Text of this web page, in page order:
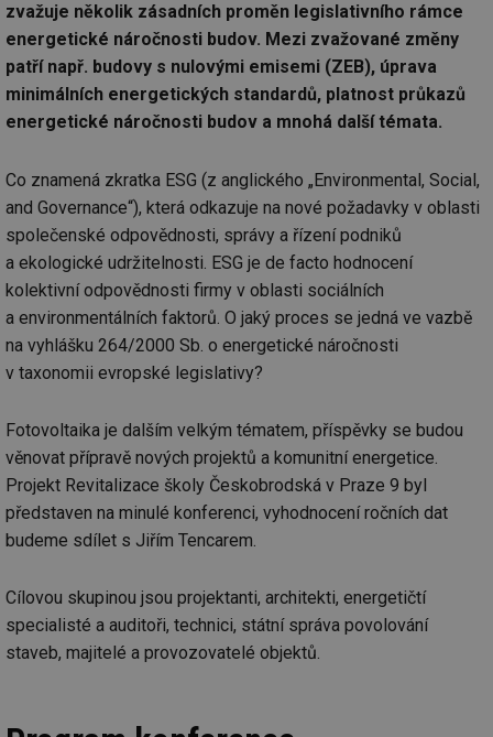
zvažuje několik zásadních proměn legislativního rámce
energetické náročnosti budov. Mezi zvažované změny
patří např. budovy s nulovými emisemi (ZEB), úprava
minimálních energetických standardů, platnost průkazů
energetické náročnosti budov a mnohá další témata.
Co znamená zkratka ESG (z anglického „Environmental, Social,
and Governance“), která odkazuje na nové požadavky v oblasti
společenské odpovědnosti, správy a řízení podniků
a ekologické udržitelnosti. ESG je de facto hodnocení
kolektivní odpovědnosti firmy v oblasti sociálních
a environmentálních faktorů. O jaký proces se jedná ve vazbě
na vyhlášku 264/2000 Sb. o energetické náročnosti
v taxonomii evropské legislativy?
Fotovoltaika je dalším velkým tématem, příspěvky se budou
věnovat přípravě nových projektů a komunitní energetice.
Projekt Revitalizace školy Českobrodská v Praze 9 byl
představen na minulé konferenci, vyhodnocení ročních dat
budeme sdílet s Jiřím Tencarem.
Cílovou skupinou jsou projektanti, architekti, energetičtí
specialisté a auditoři, technici, státní správa povolování
staveb, majitelé a provozovatelé objektů.